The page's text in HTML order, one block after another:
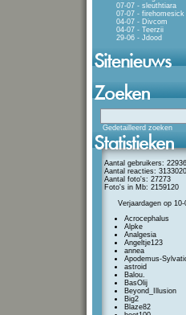
07-07 - sleuthtiara
07-07 - firehomesick
04-07 - Divcom
04-07 - Teerzii
29-06 - Jdood
Gedetailleerd zoeken
Aantal gebruikers:
Aantal reacties: 3133020
Aantal foto's: 27273
Foto's in Mb: 2159120
Verjaardagen op 10-
Acrocephalus
Alpke
Analgesia
Angeltje123
annea
Apodemus-
astroid
Balou.
BasOlij
Beyond_Illusion
Big2
Blaze82